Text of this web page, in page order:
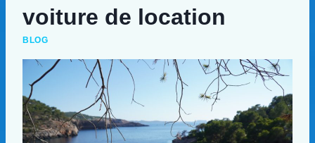
voiture de location
BLOG